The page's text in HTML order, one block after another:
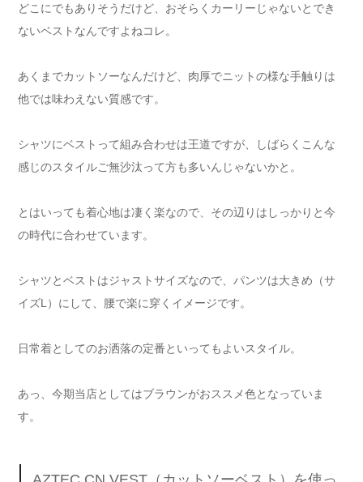
どこにでもありそうだけど、おそらくカーリーじゃないとでき
ないベストなんですよねコレ。
あくまでカットソーなんだけど、肉厚でニットの様な手触りは
他では味わえない質感です。
シャツにベストって組み合わせは王道ですが、しばらくこんな
感じのスタイルご無沙汰って方も多いんじゃないかと。
とはいっても着心地は凄く楽なので、その辺りはしっかりと今
の時代に合わせています。
シャツとベストはジャストサイズなので、パンツは大きめ（サ
イズL）にして、腰で楽に穿くイメージです。
日常着としてのお洒落の定番といってもよいスタイル。
あっ、今期当店としてはブラウンがおススメ色となっていま
す。